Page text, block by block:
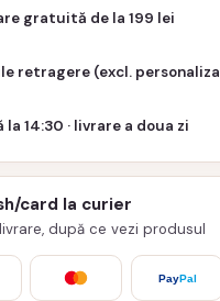
gratuită de la 199 lei
retragere (excl.
la 14:30 · livrare a doua zi
card la curier
după ce vezi produsul
PayPal